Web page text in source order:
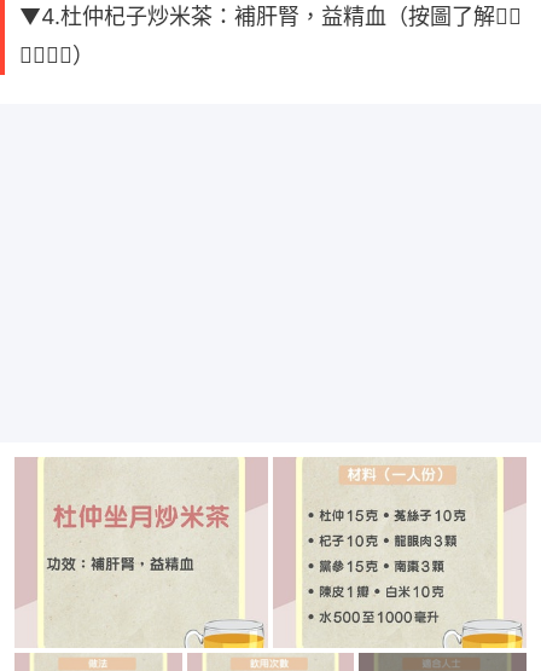
▼4.杜仲杞子炒米茶：補肝腎，益精血（按圖了解👇🏻
👇🏻👇🏻）